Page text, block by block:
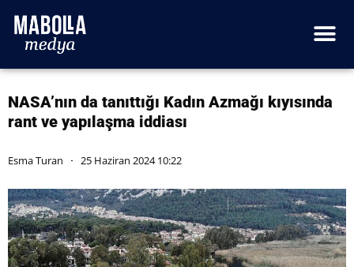
NASA’nın da tanıttığı Kadın Azmağı kıyısında
rant ve yapılaşma iddiası
Esma Turan 25 Haziran 2024 10:22